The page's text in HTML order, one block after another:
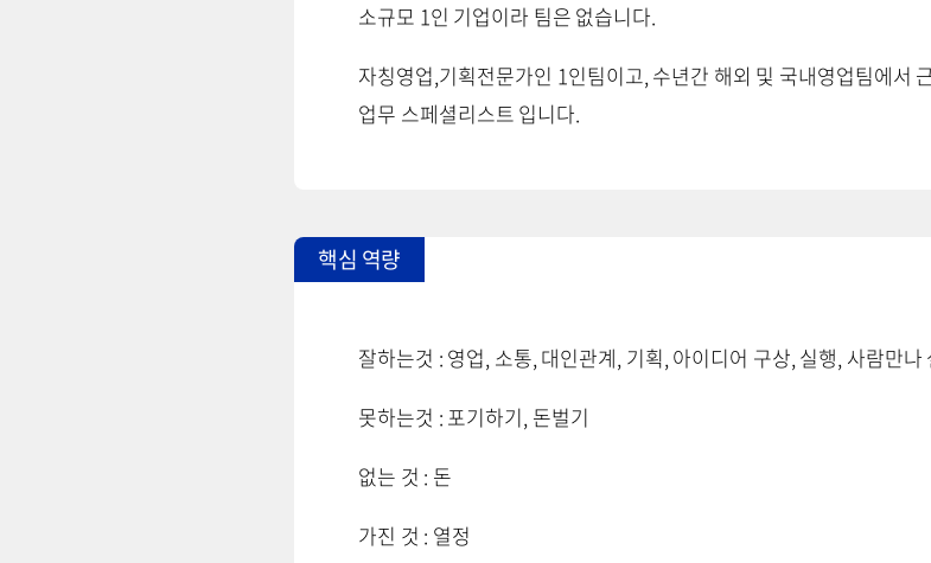
소규모 1인 기업이라 팀은 없습니다.
자칭영업,기획전문가인 1인팀이고, 수년간 해외 및 국내영업팀에서
업무 스페셜리스트 입니다.
핵심 역량
잘하는것 : 영업, 소통, 대인관계, 기획, 아이디어 구상, 실행, 사람만
못하는것 : 포기하기, 돈벌기
없는 것 : 돈
가진 것 : 열정